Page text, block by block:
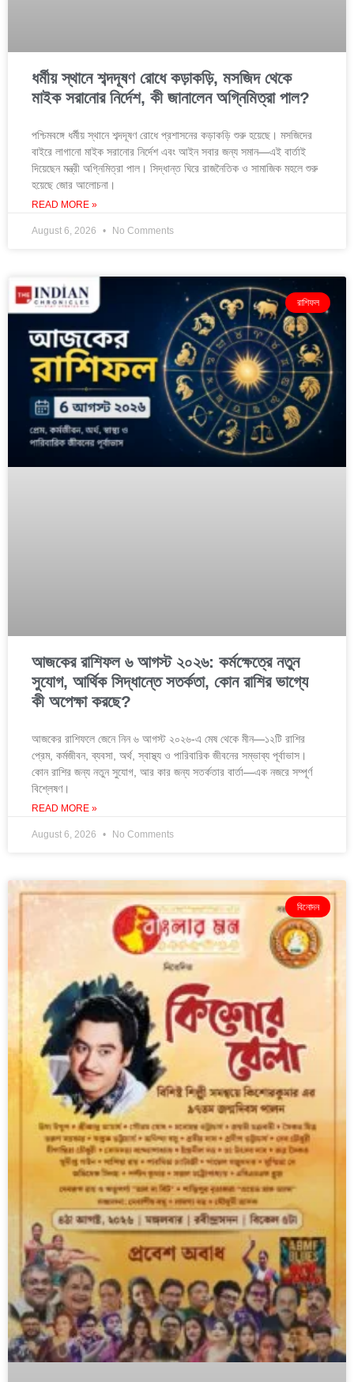
ধর্মীয় স্থানে শব্দদূষণ রোধে কড়াকড়ি, মসজিদ থেকে
মাইক সরানোর নির্দেশ, কী জানালেন অগ্নিমিত্রা পাল?
পশ্চিমবঙ্গে ধর্মীয় স্থানে শব্দদূষণ রোধে প্রশাসনের কড়াকড়ি শুরু হয়েছে। মসজিদের
বাইরে লাগানো মাইক সরানোর নির্দেশ এবং আইন সবার জন্য সমান—এই বার্তাই
দিয়েছেন মন্ত্রী অগ্নিমিত্রা পাল। সিদ্ধান্ত ঘিরে রাজনৈতিক ও সামাজিক মহলে শুরু
হয়েছে জোর আলোচনা।
READ MORE »
August 6, 2026 No Comments
রাশিফল
আজকের রাশিফল ৬ আগস্ট ২০২৬: কর্মক্ষেত্রে নতুন
সুযোগ, আর্থিক সিদ্ধান্তে সতর্কতা, কোন রাশির ভাগ্যে
কী অপেক্ষা করছে?
আজকের রাশিফলে জেনে নিন ৬ আগস্ট ২০২৬-এ মেষ থেকে মীন—১২টি রাশির
প্রেম, কর্মজীবন, ব্যবসা, অর্থ, স্বাস্থ্য ও পারিবারিক জীবনের সম্ভাব্য পূর্বাভাস।
কোন রাশির জন্য নতুন সুযোগ, আর কার জন্য সতর্কতার বার্তা—এক নজরে সম্পূর্ণ
বিশ্লেষণ।
READ MORE »
August 6, 2026 No Comments
বিনোদন